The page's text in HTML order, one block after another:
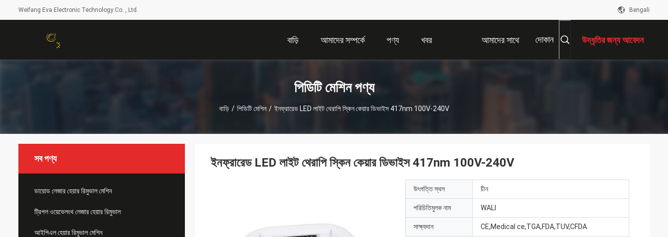
Weifang Eva Electronic Technology Co. , Ltd. Bengali
বাড়ি আমাদের সম্পর্কে পণ্য খবর আমাদের সাথে দোকান উদ্ধৃতির জন্য আবেদন
পিডিটি মেশিন পণ্য
বাড়ি / পিডিটি মেশিন / ইনফ্রারেড LED লাইট থেরাপি স্কিন কেয়ার ডিভাইস 417nm 100V-240V
সব পণ্য
ডায়োড লেজার হেয়ার রিমুভাল মেশিন
ট্রিপল ওয়েভেলংথ লেজার হেয়ার রিমুভাল
আইপিএল হেয়ার রিমুভাল মেশিন
ইনফ্রারেড LED লাইট থেরাপি স্কিন কেয়ার ডিভাইস 417nm 100V-240V
উৎপত্তি স্থল চীন
পরিচিতিমুলক নাম WALI
সাক্ষ্যদান CE,Medical ce,TGA,FDA,TUV,CFDA